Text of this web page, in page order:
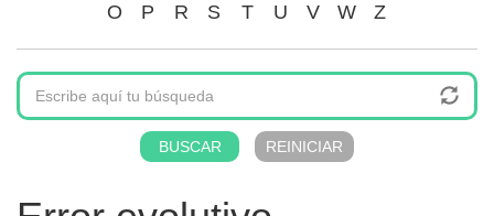
O
P R S T U V W Z